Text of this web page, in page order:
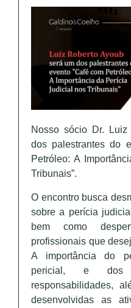
Nosso sócio Dr.
dos palestrantes do
Petróleo: A
Tribunais”.
O encontro busca
sobre a perícia
bem como
profissionais que
A importância do
pericial, e
responsabilidades,
desenvolvidas as